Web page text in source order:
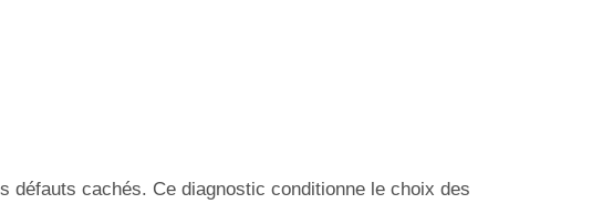
défauts cachés. Ce diagnostic conditionne le choix des